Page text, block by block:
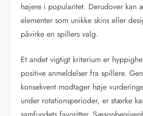
højere i popularitet. Derudover kan
elementer som unikke skins eller
påvirke en spillers valg.
Et andet vigtigt kriterium er
positive anmeldelser fra spillere.
konsekvent modtager høje
under rotationsperioder, er stærke